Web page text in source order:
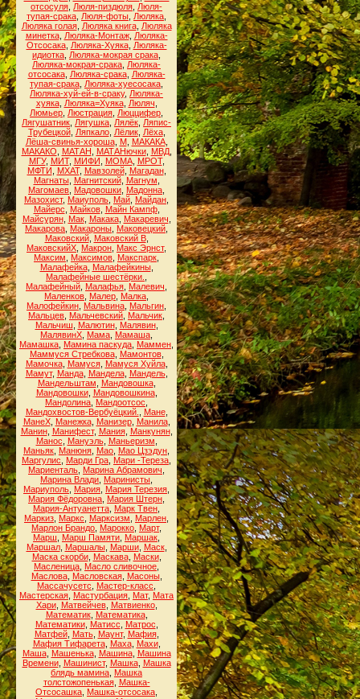
отсосуля Люля-пиздюля Люля-
тупая-срака Люля-фоты Люляка
Люляка голая, Люляка книга, Люляка
минетка, Люляка-Монтаж, Люляка-
Отсосака, Люляка-Хуяка, Люляка-
идиотка Люляка-мокрая срака
Люляка-мокрая-срака Люляка-
отсосака, Люляка-срака, Люляка-
тупая-срака Люляка-хуесосака
Люляка-хуй-ей-в-сраку, Люляка-
хуяка, Люляка=Хуяка, Люляч
Люмьер Люстрация Люццифер
Лягушатник Лягушка Лялёк Ляпис-
Трубецкой, Ляпкало, Лёлик, Лёха,
Лёша-свинья-хороша, М, МАКАКА,
МАКАКО
МАТАН МАТАНючки, МВД,
МГУ, МИТ, МИФИ МОМА, МРОТ,
МФТИ
МХАТ, Мавзолей, Магадан,
Магнаты, Магнитский, Магнум
Магомаев Мадовошки Мадонна
Мазохист, Маиуполь Май Майдан
Майерс
Майков, Майн Кампф,
Майсурян, Мак, Макака, Макаревич
Макарова Макароны Маковецкий
Маковский, Маковский В,
МаковскийХ Макрон Макс Эрнст,
Максим
Максимов Макспарк
Малафейка, Малафейкины,
Малафейные шестёрки.
Малафейный Малафья Малевич
Маленков Малер Малка
Малофейкин Мальвина Мальгин
Мальцев Мальчевский Мальчик
Мальчиш
Малютин, Малявин,
МалявинХ Мама Мамаша
Мамашка Мамина паскуда Маммен
Маммуся Стребкова, Мамонтов,
Мамочка, Мамуся, Мамуся Хуйла,
Мамут, Манда, Мандела, Мандель,
Мандельштам
Мандовошка,
Мандовошки, Мандовошкина,
Мандолина Мандоотсос
Мандохвостов-Вербуёцкий.
Мане,
МанеХ, Манежка, Манизер, Манила,
Манин, Манифест, Мания, Манкунян,
Манос
Мануэль, Маньеризм
Маньяк Манюня Мао Мао Цзэдун
Маргулис
Марди Гра Мари -Тереза
Мариенталь Марина Абрамович
Марина Влади Маринисты
Мариуполь Мария Мария Терезия
Мария Фёдоровна Мария Штерн
Мария-Антуанетта Марк Твен
Маркиз Маркс Марксизм Марлен
Марлон Брандо Марокко Март,
Марш
Марш Памяти Маршак
Маршал, Маршалы, Марши, Маск,
Маска скорби, Маскава, Маски,
Масленица Масло сливочное
Маслова, Масловская, Масоны,
Массачусетс
Мастер-класс
Мастерская Мастурбация Мат, Мата
Хари, Матвейчев, Матвиенко,
Математик, Математика,
Математики, Матисс Матрос
Матфей, Мать, Маунт, Мафия,
Мафия Тифарета, Маха, Махи,
Маша, Машенька, Машина, Машина
Времени, Машинист, Машка, Машка
блядь мамина Машка
толстожопенькая, Машка-
Отсосашка Машка-отсосака